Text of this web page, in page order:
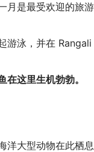
月是最受欢迎的旅
游泳，并在 Rangali
这里生机勃勃。
洋大型动物在此栖